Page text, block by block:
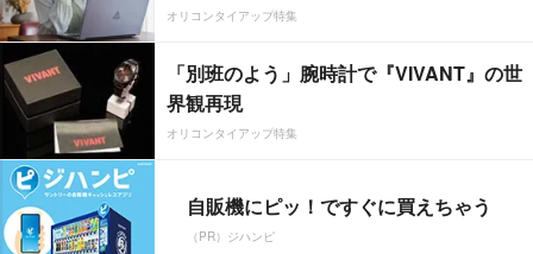
オリコンタイアップ特集
「別班のよう」腕時計で『VIVANT』の世
界観再現
オリコンタイアップ特集
自販機にピッ！ですぐに買えちゃう
（PR）ジハンピ